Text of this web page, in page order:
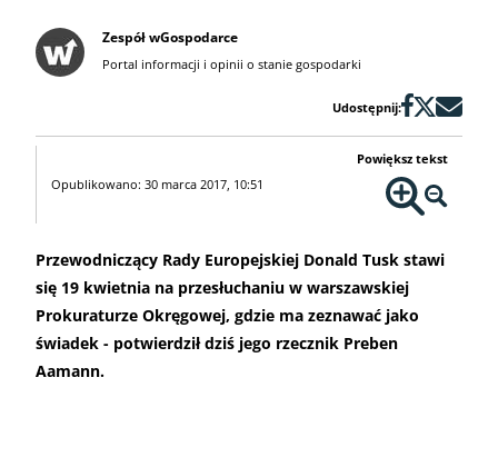
Zespół wGospodarce
Portal informacji i opinii o stanie gospodarki
Udostępnij:
Opublikowano: 30 marca 2017, 10:51
Powiększ tekst
Przewodniczący Rady Europejskiej Donald Tusk stawi
się 19 kwietnia na przesłuchaniu w warszawskiej
Prokuraturze Okręgowej, gdzie ma zeznawać jako
świadek - potwierdził dziś jego rzecznik Preben
Aamann.